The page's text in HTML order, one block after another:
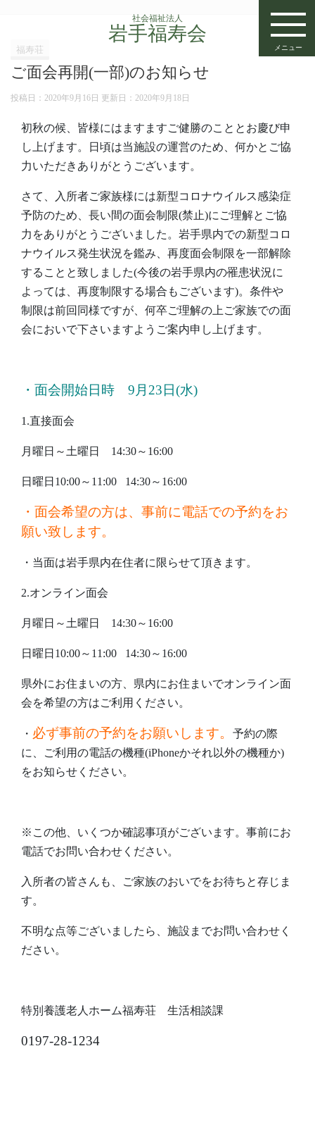
社会福祉法人
岩手福寿会
メニュー
福寿荘
ご面会再開(一部)のお知らせ
投稿日：2020年9月16日 更新日： 2020年9月18日
初秋の候、皆様にはますますご健勝のこととお慶び申
し上げます。日頃は当施設の運営のため、何かとご協
力いただきありがとうございます。
さて、入所者ご家族様には新型コロナウイルス感染症
予防のため、長い間の面会制限(禁止)にご理解とご協
力をありがとうございました。岩手県内での新型コロ
ナウイルス発生状況を鑑み、再度面会制限を一部解除
することと致しました(今後の岩手県内の罹患状況に
よっては、再度制限する場合もございます)。条件や
制限は前回同様ですが、何卒ご理解の上ご家族での面
会においで下さいますようご案内申し上げます。
・ 面会開始日時 9月23日(水)
1.直接面会
月曜日～土曜日 14:30～16:00
日曜日10:00～11:00 14:30～16:00
・面会希望の方は、事前に電話での予約をお
願い致します。
・当面は岩手県内在住者に限らせて頂きます。
2.オンライン面会
月曜日～土曜日 14:30～16:00
日曜日10:00～11:00 14:30～16:00
県外にお住まいの方、県内にお住まいでオンライン面
会を希望の方はご利用ください。
・ 必ず事前の予約をお願いします。
予約の際
に、ご利用の電話の機種(iPhoneかそれ以外の機種か)
をお知らせください。
※この他、いくつか確認事項がございます。事前にお
電話でお問い合わせください。
入所者の皆さんも、ご家族のおいでをお待ちと存じま
す。
不明な点等ございましたら、施設までお問い合わせく
ださい。
特別養護老人ホーム福寿荘 生活相談課
0197-28-1234